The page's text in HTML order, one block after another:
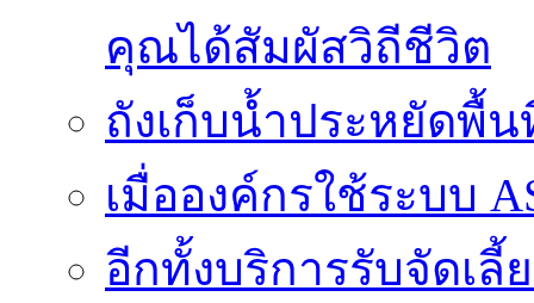
คุณได้สัมผัสวิถีชีวิต
ถังเก็บน้ำประหยัดพื้
เมื่อองค์กรใช้ระบบ
อีกทั้งบริการรับจัดเลี้